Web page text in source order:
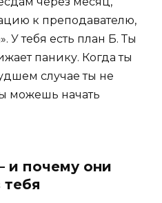
к преподавателю,
У тебя есть план Б. Ты
панику. Когда ты
случае ты не
можешь начать
и почему они